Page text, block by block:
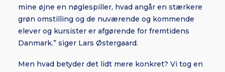
mine øjne en nøglespiller, hvad angår en stærkere
grøn omstilling og de nuværende og kommende
elever og kursister er afgørende for fremtidens
Danmark.” siger Lars Østergaard.
Men hvad betyder det lidt mere konkret? Vi tog en